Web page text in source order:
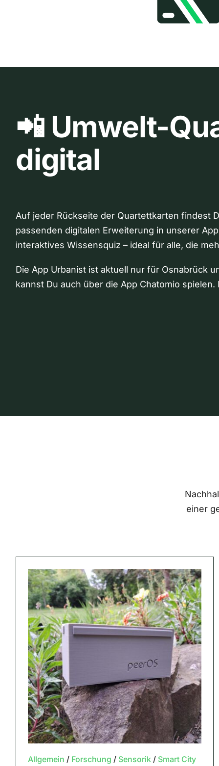
📲 Umwelt-
digital
Auf jeder Rückseite der Quartettkarten findest
passenden digitalen Erweiterung in unserer
interaktives Wissensquiz – ideal für alle, die
Die App Urbanist ist aktuell nur für Osnabrück
kannst Du auch über die App Chatomio
einer
Allgemein / Forschung / Sensorik/ Smart City